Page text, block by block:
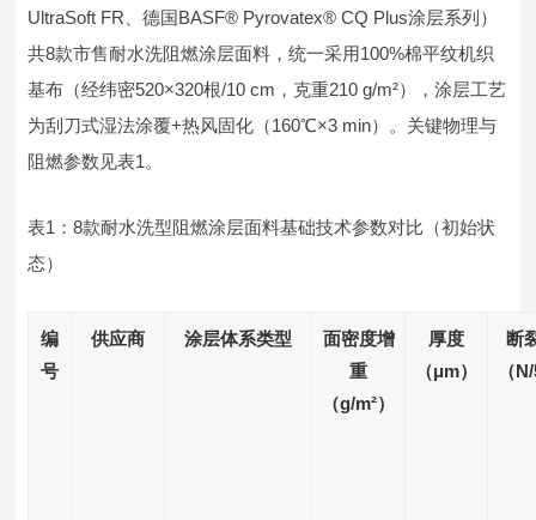
UltraSoft FR、德国BASF® Pyrovatex® CQ Plus涂层系列）
共8款市售耐水洗阻燃涂层面料，统一采用100%棉平纹机织
基布（经纬密520×320根/10 cm，克重210 g/m²），涂层工艺
为刮刀式湿法涂覆+热风固化（160℃×3 min）。关键物理与
阻燃参数见表1。
表1：8款耐水洗型阻燃涂层面料基础技术参数对比（初始状
态）
编
号
供应商 涂层体系类型
面密度增
重
（g/m²）
厚度
（μm）
断
（